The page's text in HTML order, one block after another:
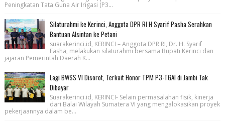
Peningkatan Tata Guna Air Irigasi (P3...
Silaturahmi ke Kerinci, Anggota DPR RI H Syarif Pasha Serahkan
Bantuan Alsintan ke Petani
suarakerinci.id, KERINCI – Anggota DPR RI, Dr. H. Syarif
Fasha, melakukan silaturahmi bersama Bupati Kerinci dan
jajaran Pemerintah Daerah K...
Lagi BWSS VI Disorot, Terkait Honor TPM P3-TGAI di Jambi Tak
Dibayar
Suarakerinci.id, KERINCI- Selain permasalahan fisik, kinerja
dari Balai Wilayah Sumatera VI yang mengalokasikan proyek
pekerjaannya dalam be...